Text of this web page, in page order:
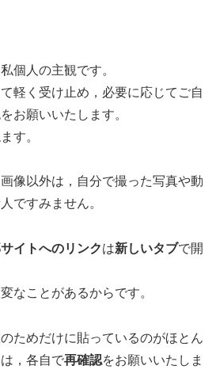
個人の主観です。
軽く受け止め，必要に応じてご自
お願いいたします。
す。
像以外は，自分で撮った写真や動
ですみません。
イトへのリンクは新しいタブで開
なことがあるからです。
ためだけに貼っているのがほとん
，各自で再確認をお願いいたしま